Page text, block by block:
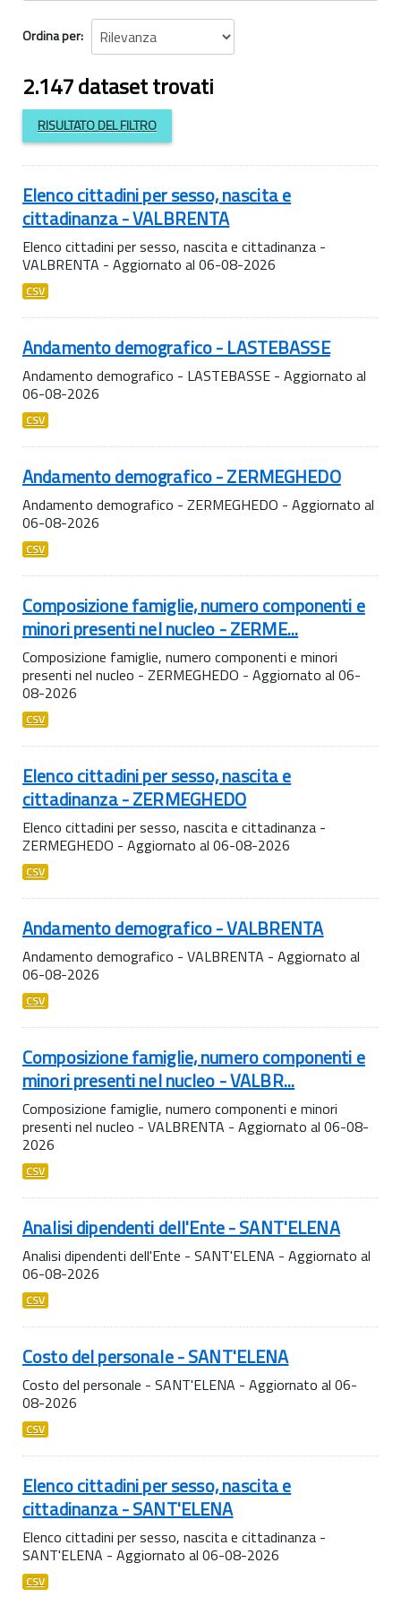
Ordina per
2.147 dataset trovati
RISULTATO DEL FILTRO
Elenco cittadini per sesso, nascita e
cittadinanza - VALBRENTA
Elenco cittadini per sesso, nascita e cittadinanza -
VALBRENTA - Aggiornato al 06-08-2026
CSV
Andamento demografico - LASTEBASSE
Andamento demografico - LASTEBASSE - Aggiornato al
06-08-2026
CSV
Andamento demografico - ZERMEGHEDO
Andamento demografico - ZERMEGHEDO - Aggiornato al
06-08-2026
CSV
Composizione famiglie, numero componenti e
minori presenti nel nucleo - ZERME...
Composizione famiglie, numero componenti e minori
presenti nel nucleo - ZERMEGHEDO - Aggiornato al 06-
08-2026
CSV
Elenco cittadini per sesso, nascita e
cittadinanza - ZERMEGHEDO
Elenco cittadini per sesso, nascita e cittadinanza -
ZERMEGHEDO - Aggiornato al 06-08-2026
CSV
Andamento demografico - VALBRENTA
Andamento demografico - VALBRENTA - Aggiornato al
06-08-2026
CSV
Composizione famiglie, numero componenti e
minori presenti nel nucleo - VALBR...
Composizione famiglie, numero componenti e minori
presenti nel nucleo - VALBRENTA - Aggiornato al 06-08-
2026
CSV
Analisi dipendenti dell'Ente - SANT'ELENA
Analisi dipendenti dell'Ente - SANT'ELENA - Aggiornato al
06-08-2026
CSV
Costo del personale - SANT'ELENA
Costo del personale - SANT'ELENA - Aggiornato al 06-
08-2026
CSV
Elenco cittadini per sesso, nascita e
cittadinanza - SANT'ELENA
Elenco cittadini per sesso, nascita e cittadinanza -
SANT'ELENA - Aggiornato al 06-08-2026
CSV